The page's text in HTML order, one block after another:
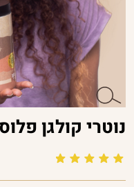
צמחי
מרפא
פרוביוטיקה
ויטמינים
ומינרלים
פורמולות
חכמות
נוטרי קולגן